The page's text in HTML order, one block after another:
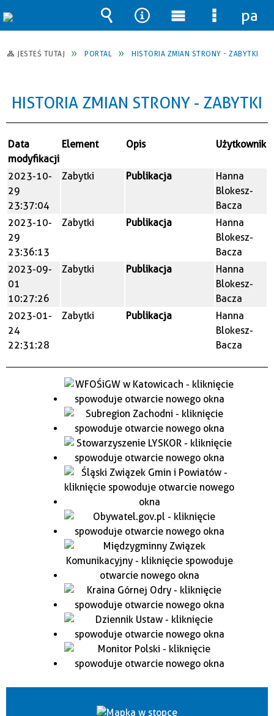
JESTEŚ TUTAJ PORTAL HISTORIA ZMIAN STRONY - ZABYTKI
HISTORIA ZMIAN STRONY - ZABYTKI
Data
modyfikacji
Element Opis Użytkownik
2023-10-
29
23:37:04
Zabytki Publikacja
Hanna
Blokesz-
Bacza
2023-10-
29
23:36:13
Zabytki Publikacja
Hanna
Blokesz-
Bacza
2023-09-
01
10:27:26
Zabytki Publikacja
Hanna
Blokesz-
Bacza
2023-01-
24
22:31:28
Zabytki Publikacja
Hanna
Blokesz-
Bacza
Wyszukiwarka
Narzędzia
Menu
główne
Menu